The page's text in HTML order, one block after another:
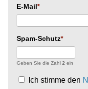
E-Mail
Spam-Schutz
Geben Sie die Zahl 2 ein
Ich stimme den